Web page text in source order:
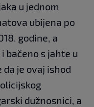
u jednom
ubijena po
godine, a
bačeno s jahte u
da je ovaj ishod
dužnosnici, a